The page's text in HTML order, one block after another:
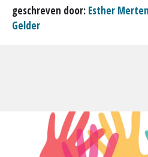
geschreven door: Esther
Gelder